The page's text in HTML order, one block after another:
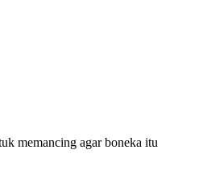
memancing agar boneka itu